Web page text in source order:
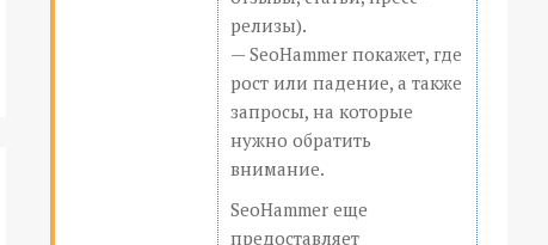
релизы).
— SeoHammer покажет, где
рост или падение, а также
запросы, на которые
нужно обратить
внимание.
SeoHammer еще
предоставляет